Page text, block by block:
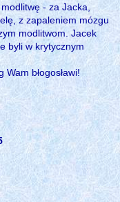
- za Jacka,
z zapaleniem mózgu
modlitwom. Jacek
byli w krytycznym
błogosławi!